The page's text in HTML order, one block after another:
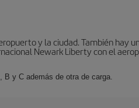
y la ciudad. También hay
Newark Liberty con el
B y C además de otra de carga.